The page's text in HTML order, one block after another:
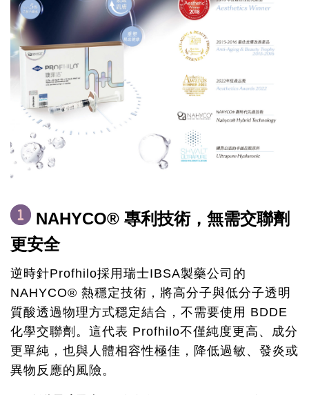
NAHYCO® 專利技術，無需交聯劑
更安全
逆時針Profhilo採用瑞士IBSA製藥公司的
NAHYCO® 熱穩定技術，將高分子與低分子透明
質酸透過物理方式穩定結合，不需要使用 BDDE
化學交聯劑。這代表 Profhilo不僅純度更高、成分
更單純，也與人體相容性極佳，降低過敏、發炎或
異物反應的風險。